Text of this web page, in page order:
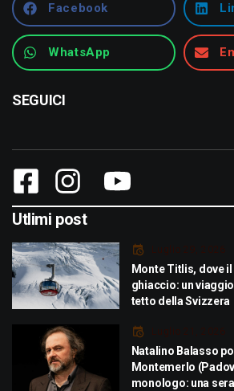
Facebook
WhatsApp
SEGUICI
Utlimi post
Luglio 29, 2026
Monte Titlis, dove
ghiaccio: un
tetto della Svizzera
Luglio 21, 2026
Natalino Balasso
Montemerlo
monologo: una